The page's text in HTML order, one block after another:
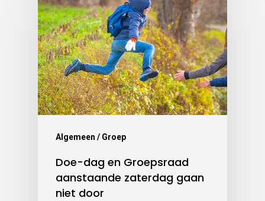
Algemeen / Groep
Doe-dag en Groepsraad
aanstaande zaterdag gaan
niet door